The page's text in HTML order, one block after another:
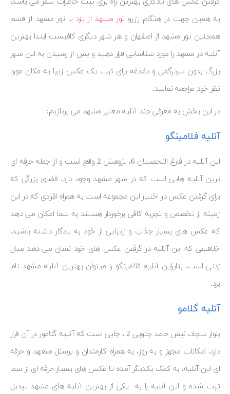
به همین جهت در هنگام رزرو تور مشهد از یزد یا تور مشهد از قشم
همچنین تور مشهد از اصفهان و هر شهر دیگری کافیست ابتدا بهترین
آتلیه در مشهد را مورد شناسایی قرار دهید و پس از رسیدن به این شهر
بزرگ بدون سردرگمی و دغدغه برای ثبت یک عکس زیبا به مکان مورد
نظر خود مراجعه نمایید.
در این بخش به معرفی چند آتلیه معتبر مشهد می پردازیم:
آتلیه فلامینگو
این آتلیه در فارغ التحصیلان 6، پژوهش 2 واقع است و از جمله حرفه ای
ترین آتلیه هایی است که در شهر مشهد وجود دارد. فضای بزرگی که
برای گرفتن عکس در اختیار این مجموعه است به همراه افرادی که در این
زمینه از تخصص و تجربه کافی برخوردار هستند به شما امکان می دهد
که عکس های بسیار جذاب و زیبایی از خود به یادگار داشته باشید.
خلاقیتی که این آتلیه در گرفتن عکس های خود نشان می دهد مثال
زدنی است. بنابراین آتلیه فلامینگو را میتوان بهترین آتلیه مشهد نام
برد.
آتلیه گلامو
بلوار سجاد، نبش حامد جنوبی 2 ، جایی است که آتلیه گلامور در آن قرار
دارد. امکانات مجهز و به روز، به همراه کارمندان و پرسنل متعهد و حرفه
ای این آتلیه، به کمک یکدیگر آمده تا عکس های بسیار حرفه ای از شما
ثبت شده و این آتلیه را به یکی از بهترین آتلیه های مشهد تبدیل